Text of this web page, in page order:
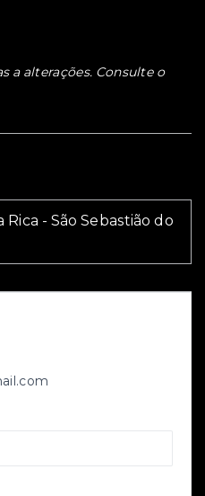
a alterações. Consulte o
Rica - São Sebastião do